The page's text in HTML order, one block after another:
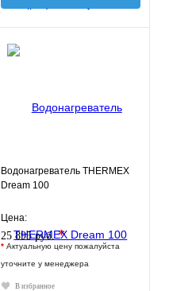
Водонагреватель THERMEX
Dream 100
Цена:
25 895 руб.*
* Актуальную цену пожалуйста
уточните у менеджера
В избранное